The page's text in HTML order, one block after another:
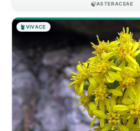
🍃ASTERACEAE
🪴 VIVACE